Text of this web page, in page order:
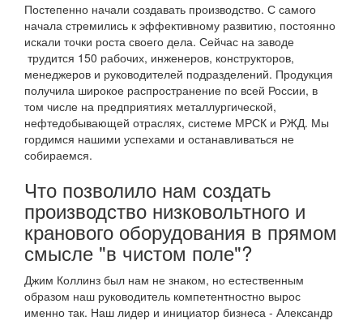
Постепенно начали создавать производство. С самого
начала стремились к эффективному развитию, постоянно
искали точки роста своего дела. Сейчас на заводе
трудится 150 рабочих, инженеров, конструкторов,
менеджеров и руководителей подразделений. Продукция
получила широкое распространение по всей России, в
том числе на предприятиях металлургической,
нефтедобывающей отраслях, системе МРСК и РЖД. Мы
гордимся нашими успехами и останавливаться не
собираемся.
Что позволило нам создать
производство низковольтного и
кранового оборудования в прямом
смысле "в чистом поле"?
Джим Коллинз был нам не знаком, но естественным
образом наш руководитель компетентностно вырос
именно так. Наш лидер и инициатор бизнеса - Александр